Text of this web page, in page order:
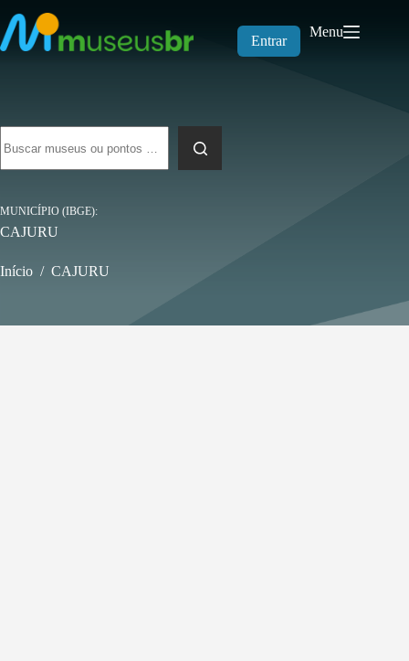
para
o
conteúdo
Entrar
Menu
resultados
MUNICÍPIO (IBGE)
CAJURU
Início / CAJURU